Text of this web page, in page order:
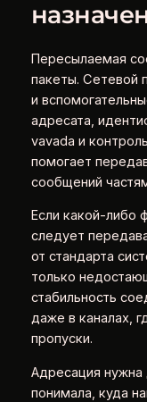
Пересылаемая
пакеты. Сетевой
и
адресата,
vavada и
помогает
сообщений
Если какой-либо
следует
от стандарта
только
стабильность
даже в каналах,
пропуски.
Адресация нужна
понимала, куда